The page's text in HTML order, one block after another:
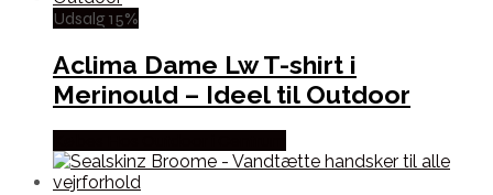
Udsalg 15%
Aclima Dame Lw T-shirt i
Merinould – Ideel til Outdoor